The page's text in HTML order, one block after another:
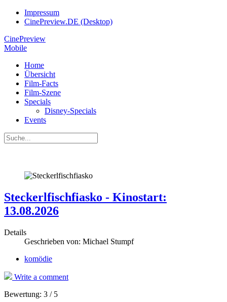
Impressum
CinePreview.DE (Desktop)
CinePreview
Mobile
Home
Übersicht
Film-Facts
Film-Szene
Specials
Disney-Specials
Events
Steckerlfischfiasko - Kinostart:
13.08.2026
Details
Geschrieben von: Michael Stumpf
komödie
Write a comment
Bewertung: 3 / 5